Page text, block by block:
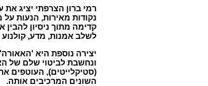
נקודות מאירות, הנעות
קדימה מתוך ניסיון
לשלב אמנות, מדע, קולנוע
יצירה נוספת היא
ונחשבת לביטוי שלם של
(סטיקלייטים), העוטפים
השונים המרכיבים אותה.